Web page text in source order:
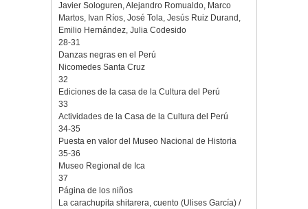
Javier Sologuren, Alejandro Romualdo, Marco
Martos, Ivan Ríos, José Tola, Jesús Ruiz Durand,
Emilio Hernández, Julia Codesido
28-31
Danzas negras en el Perú
Nicomedes Santa Cruz
32
Ediciones de la casa de la Cultura del Perú
33
Actividades de la Casa de la Cultura del Perú
34-35
Puesta en valor del Museo Nacional de Historia
35-36
Museo Regional de Ica
37
Página de los niños
La carachupita shitarera, cuento (Ulises García) /